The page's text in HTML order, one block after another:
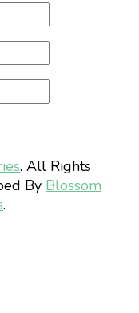
. All Rights
By Blossom
.